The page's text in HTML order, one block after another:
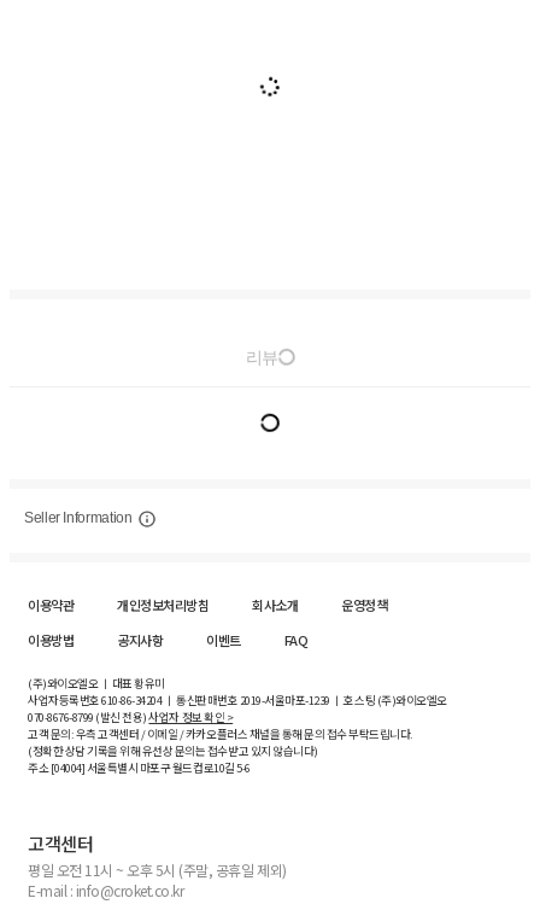
리뷰
Seller Information
이용약관 개인정보처리방침 회사소개
운영정책
이용방법
공지사항 이벤트 FAQ
(주)와이오엘오 ㅣ 대표 황유미
사업자등록번호610-86-34204ㅣ 통신판매번호 2019-서울마포-1239 ㅣ 호스팅 (주)와이오엘오
070-8676-8799 (발신 전용)사업자 정보 확인 >
고객 문의: 우측 고객센터 / 이메일 / 카카오플러스 채널을 통해 문의 접수 부탁드립니다.
(정확한 상담 기록을 위해 유선상 문의는 접수받고 있지 않습니다)
주소 [04004] 서울특별시 마포구 월드컵로10길5-6
고객센터
평일 오전 11시 ~ 오후 5시 (주말, 공휴일 제외)
E-mail : info@croket.co.kr